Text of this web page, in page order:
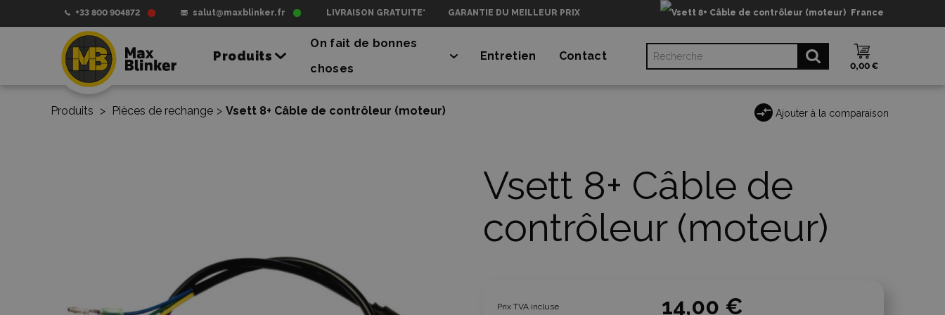
+33 800 904872 salut@maxblinker.fr LIVRAISON GRATUITE* GARANTIE DU MEILLEUR PRIX France
Produits
On fait de bonnes
choses
Entretien Contact
0,00 €
Produits > Pièces de rechange > Vsett 8+ Câble de contrôleur (moteur) Ajouter à la comparaison
Vsett 8+ Câble de
contrôleur (moteur)
Prix TVA incluse 14,00 €